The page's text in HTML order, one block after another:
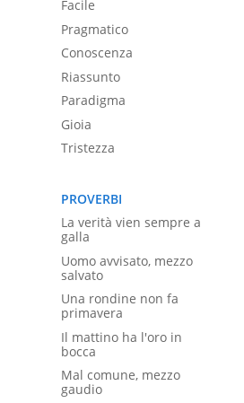
Facile
Pragmatico
Conoscenza
Riassunto
Paradigma
Gioia
Tristezza
PROVERBI
La verità vien sempre a
galla
Uomo avvisato, mezzo
salvato
Una rondine non fa
primavera
Il mattino ha l'oro in
bocca
Mal comune, mezzo
gaudio